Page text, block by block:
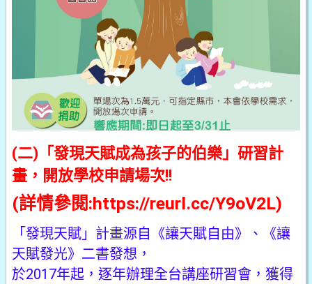
(二)「發現天賦成為孩子的伯樂」研習計
畫，開放學校申請場次!!
(詳情參閱:https://reurl.cc/Y9oV2L)
「發現天賦」計畫源自《讓天賦自由》、《讓
天賦發光》二書發想，
於2017年起，逐年辦理全台講座研習會，獲得